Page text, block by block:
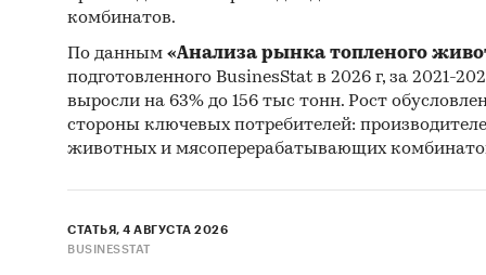
РФ,
раз
комбинатов.
По данным «Анализа рынка топленого
подготовленного BusinesStat в 2026 г, за 2021-
выросли на 63% до 156 тыс тонн. Рост
стороны ключевых потребителей:
животных и мясоперерабатывающих
СТАТЬЯ, 4 АВГУСТА 2026
BUSINESSTAT